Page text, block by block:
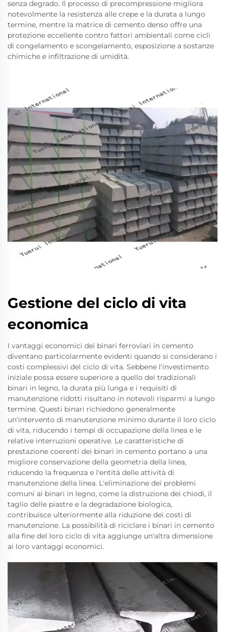
senza degrado. Il processo di precompressione migliora
notevolmente la resistenza alle crepe e la durata a lungo
termine, mentre la matrice di cemento denso offre una
protezione eccellente contro fattori ambientali come cicli
di congelamento e scongelamento, esposizione a sostanze
chimiche e infiltrazione di umidità.
Gestione del ciclo di vita
economica
I vantaggi economici dei binari ferroviari in cemento
diventano particolarmente evidenti quando si considerano i
costi complessivi del ciclo di vita. Sebbene l'investimento
iniziale possa essere superiore a quello dei tradizionali
binari in legno, la durata più lunga e i requisiti di
manutenzione ridotti risultano in notevoli risparmi a lungo
termine. Questi binari richiedono generalmente
un'intervento di manutenzione minimo durante il loro ciclo
di vita, riducendo i tempi di occupazione della linea e le
relative interruzioni operative. Le caratteristiche di
prestazione coerenti dei binari in cemento portano a una
migliore conservazione della geometria della linea,
riducendo la frequenza e l'entità delle attività di
manutenzione della linea. L'eliminazione dei problemi
comuni ai binari in legno, come la distruzione dei chiodi, il
taglio delle piastre e la degradazione biologica,
contribuisce ulteriormente alla riduzione dei costi di
manutenzione. La possibilità di riciclare i binari in cemento
alla fine del loro ciclo di vita aggiunge un'altra dimensione
ai loro vantaggi economici.